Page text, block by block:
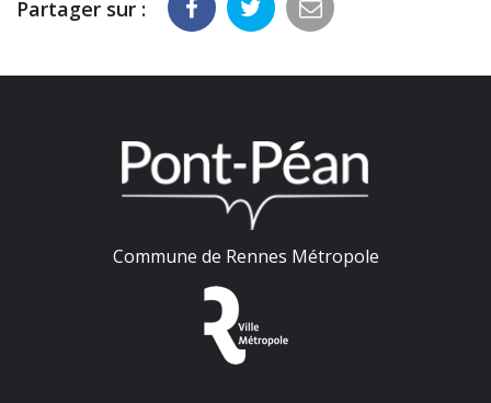
Partager sur :
Commune de Rennes Métropole